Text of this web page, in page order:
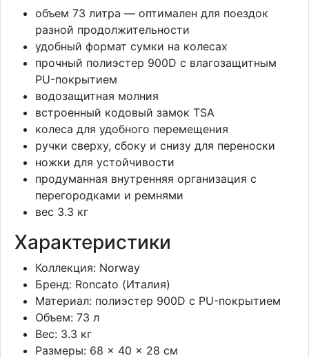
объем 73 литра — оптимален для поездок
разной продолжительности
удобный формат сумки на колесах
прочный полиэстер 900D с влагозащитным
PU-покрытием
водозащитная молния
встроенный кодовый замок TSA
колеса для удобного перемещения
ручки сверху, сбоку и снизу для переноски
ножки для устойчивости
продуманная внутренняя организация с
перегородками и ремнями
вес 3.3 кг
Характеристики
Коллекция: Norway
Бренд: Roncato (Италия)
Материал: полиэстер 900D с PU-покрытием
Объем: 73 л
Вес: 3.3 кг
Размеры: 68 × 40 × 28 см